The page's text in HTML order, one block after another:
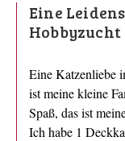
Eine
Hobbyzucht
Eine Katzenliebe
ist meine kleine
Spaß, das ist
Ich habe 1